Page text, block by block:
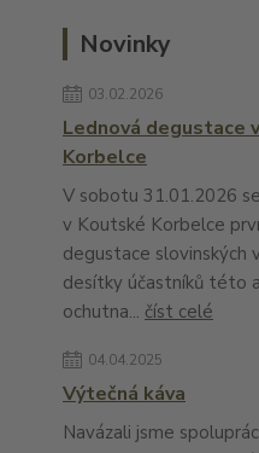
Novinky
03.02.2026
Lednová degustace
Korbelce
V sobotu 31.01.2026
v Koutské Korbelce
degustace slovinských
desítky účastníků této
ochutna... číst celé
04.04.2025
Výtečná káva
Navázali jsme